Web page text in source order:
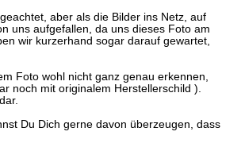
aber als die Bilder ins Netz, auf
uns aufgefallen, da uns dieses Foto am
wir kurzerhand sogar darauf gewartet,
Foto wohl nicht ganz genau erkennen,
noch mit originalem Herstellerschild ).
Du Dich gerne davon überzeugen, dass